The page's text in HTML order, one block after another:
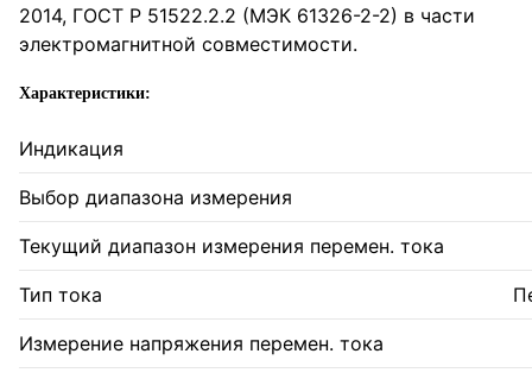
2014, ГОСТ Р 51522.2.2 (МЭК 61326-2-2) в части
электромагнитной совместимости.
Характеристики:
Индикация
Выбор диапазона измерения
Текущий диапазон измерения перемен. тока
Тип тока
Измерение напряжения перемен. тока